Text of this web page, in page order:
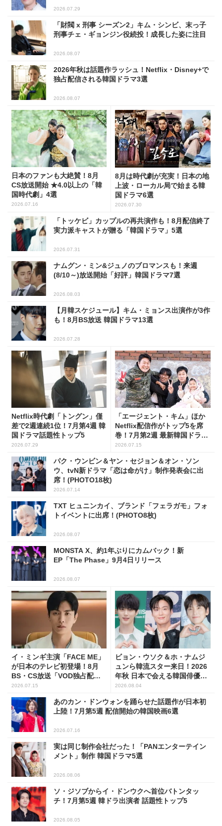
2026.07.29
「財閥 x 刑事 シーズン2」キム・シンビ、末っ子
刑事チェ・ギョンジン役続投！成長した姿に注目
2026.08.07
2026年秋は話題作ラッシュ！Netflix・Disney+で
独占配信される韓国ドラマ3選
2026.08.07
日本のファンも大絶賛！8月
CS放送開始 ★4.0以上の「韓
国時代劇」4選
2026.07.16
8月は時代劇が充実！日本の地
上波・ローカル局で始まる韓
国ドラマ6選
2026.07.30
「トッケビ」カップルの再共演作も！8月配信終了
実力派キャストが贈る「韓国ドラマ」5選
2026.07.31
ナムグン・ミン&ジュノのブロマンスも！来週
(8/10～)放送開始「好評」韓国ドラマ7選
2026.08.03
【月韓スケジュール】キム・ミョンス出演作が3作
も！8月BS放送 韓国ドラマ13選
2026.07.28
Netflix時代劇「トングン」僅
差で2週連続1位！7月第4週 韓
国ドラマ話題性トップ5
2026.07.29
「エージェント・キム」ほか
Netflix配信作がトップ5を席
巻！7月第2週 最新韓国ドラマ
話題性1位～5位
2026.07.15
パク・ウンビン＆ヤン・セジョン＆オン・ソン
ウ、tvN新ドラマ「恋は命がけ」制作発表会に出
席！(PHOTO18枚)
2026.07.14
TXT ヒュニンカイ、ブランド「フェラガモ」フォ
トイベントに出席！(PHOTO8枚)
2026.08.07
MONSTA X、約1年ぶりにカムバック！新
EP「The Phase」9月4日リリース
2026.08.07
イ・ミンギ主演「FACE ME」
が日本のテレビ初登場！8月
BS・CS放送「VOD独占配
信」韓ドラ11選
2026.07.15
ビョン・ウソク＆ホ・ナムジ
ュンら韓流スター来日！2026
年秋 日本で会える韓国俳優10
人
2026.08.04
あのカン・ドンウォンを踊らせた話題作が日本初
上陸！7月第5週 配信開始の韓国映画6選
2026.07.16
実は同じ制作会社だった！「PANエンターテイン
メント」制作 韓国ドラマ5選
2026.08.06
ソ・ジソブからイ・ドンウクへ首位バトンタッ
チ！7月第5週 韓ドラ出演者 話題性トップ5
2026.08.05